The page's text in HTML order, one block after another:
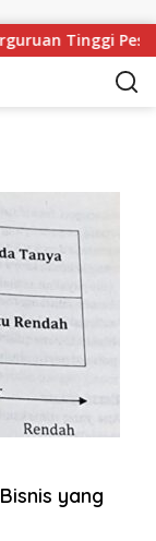
Tinggi
yang